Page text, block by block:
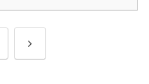
次